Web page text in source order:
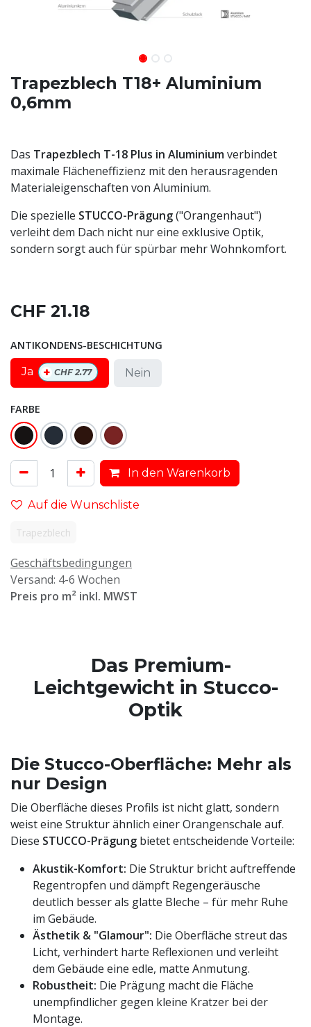
Trapezblech T18+ Aluminium
0,6mm
Das Trapezblech T-18 Plus in Aluminiumverbindet
maximale Flächeneffizienz mit den herausragenden
Materialeigenschaften von Aluminium.
Die spezielle STUCCO-Prägung("Orangenhaut")
verleiht dem Dach nicht nur eine exklusive Optik,
sondern sorgt auch für spürbar mehr Wohnkomfort.
CHF 21.18
ANTIKONDENS-BESCHICHTUNG
Ja + CHF2.77 Nein
FARBE
In den Warenkorb
Auf die Wunschliste
Trapezblech
Geschäftsbedingungen
Versand: 4-6 Wochen
Preis pro m² inkl. MWST
Das Premium-
Leichtgewicht in Stucco-
Optik
Die Stucco-Oberfläche: Mehr als
nur Design
Die Oberfläche dieses Profils ist nicht glatt, sondern
weist eine Struktur ähnlich einer Orangenschale auf.
Diese STUCCO-Prägung bietet entscheidende Vorteile:
Akustik-Komfort: Die Struktur bricht auftreffende
Regentropfen und dämpft Regengeräusche
deutlich besser als glatte Bleche – für mehr Ruhe
im Gebäude.
Ästhetik & "Glamour": Die Oberfläche streut das
Licht, verhindert harte Reflexionen und verleiht
dem Gebäude eine edle, matte Anmutung.
Robustheit: Die Prägung macht die Fläche
unempfindlicher gegen kleine Kratzer bei der
Montage.